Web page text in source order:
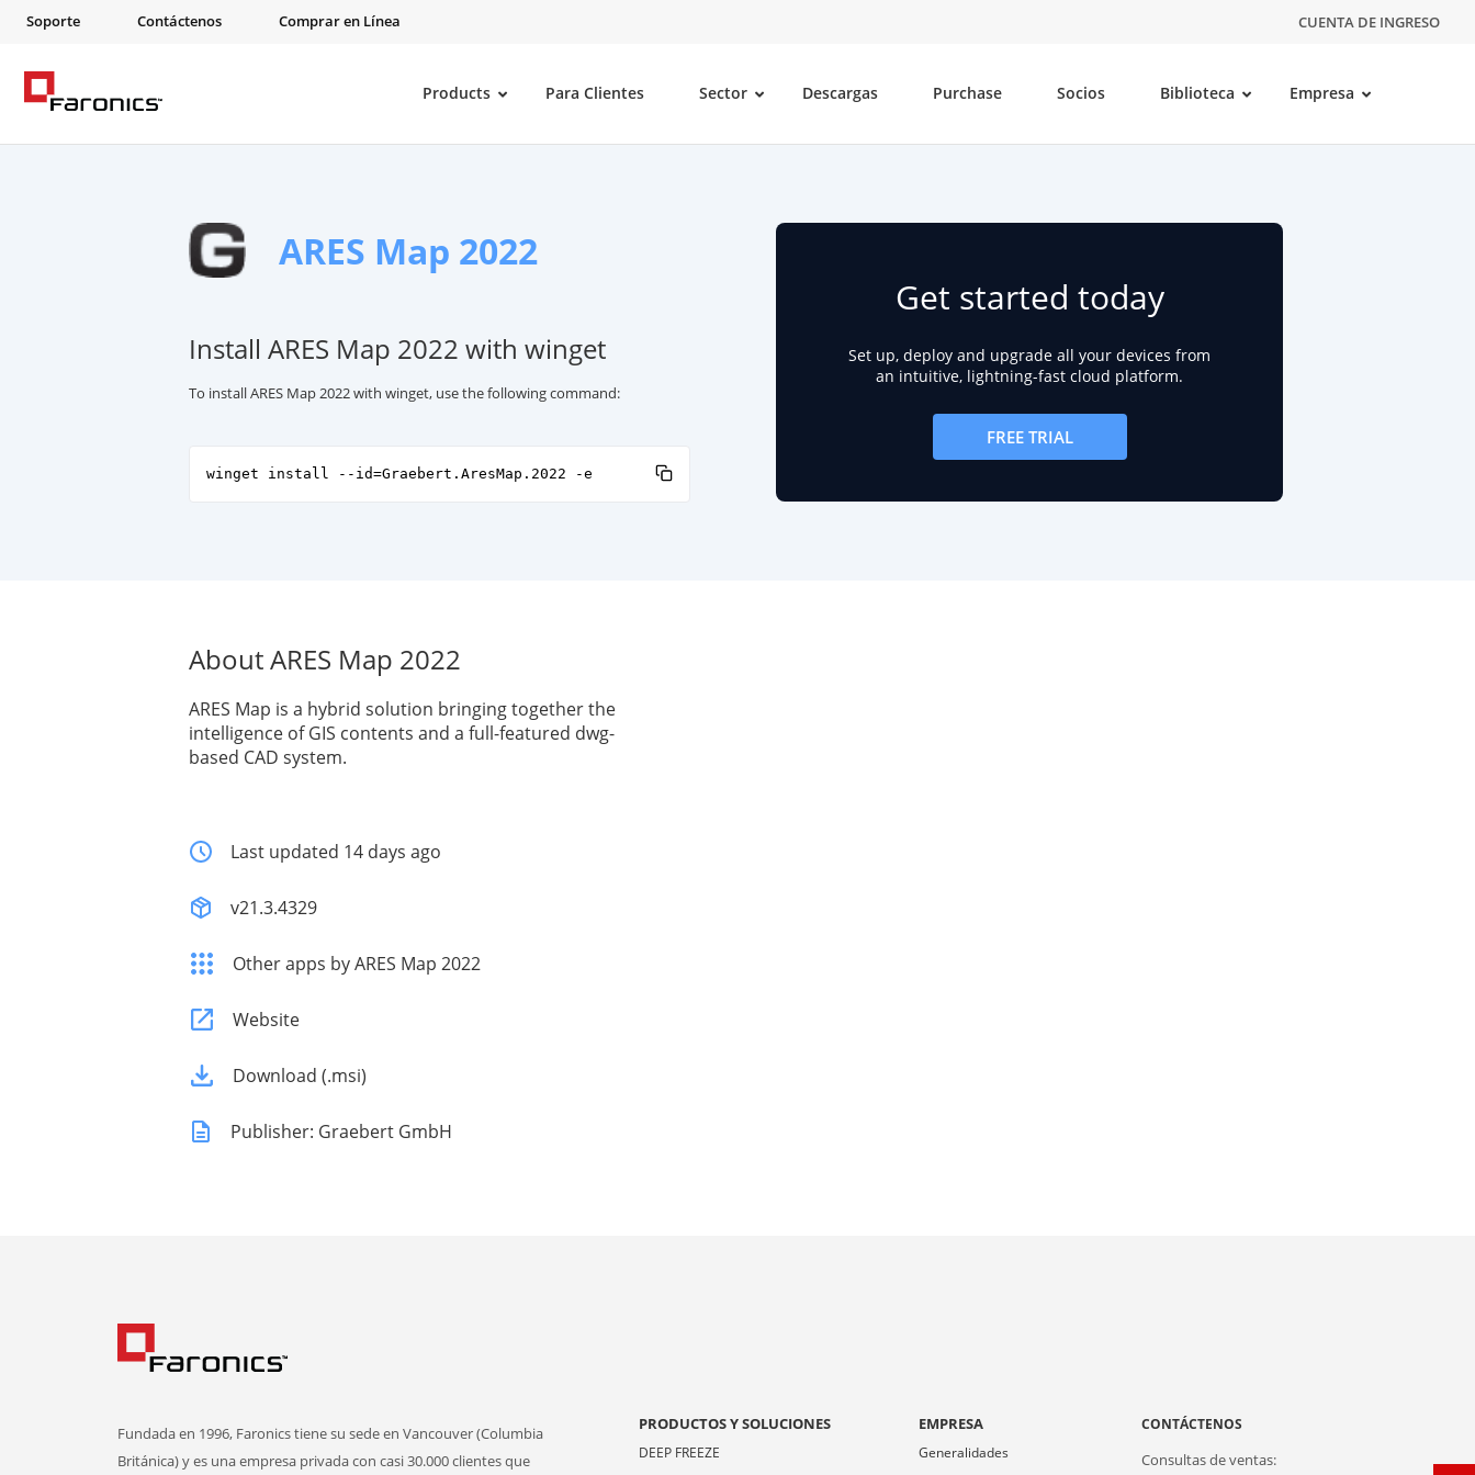
Soporte Contáctenos Comprar en Línea CUENTA DE INGRESO
Products Para Clientes Sector Descargas Purchase Socios Biblioteca Empresa
ARES Map 2022
Install ARES Map 2022 with winget
To install ARES Map 2022 with winget, use the following command:
winget install --id=Graebert.AresMap.2022 -e
Get started today
Set up, deploy and upgrade all your devices from
an intuitive, lightning-fast cloud platform.
FREE TRIAL
About ARES Map 2022
ARES Map is a hybrid solution bringing together the
intelligence of GIS contents and a full-featured dwg-
based CAD system.
Last updated 14 days ago
v21.3.4329
Other apps by ARES Map 2022
Website
Download (.msi)
Publisher: Graebert GmbH
Fundada en 1996, Faronics tiene su sede en Vancouver (Columbia
Británica) y es una empresa privada con casi 30.000 clientes que
PRODUCTOS Y SOLUCIONES
DEEP FREEZE
EMPRESA
Generalidades
CONTÁCTENOS
Consultas de ventas: